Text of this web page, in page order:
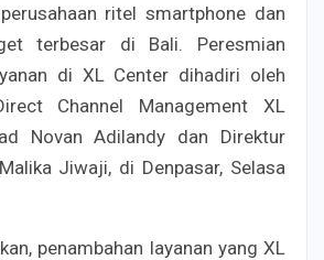
ritel smartphone dan
terbesar di Bali. Peresmian
di XL Center dihadiri oleh
Channel Management XL
Novan Adilandy dan Direktur
Jiwaji, di Denpasar, Selasa
penambahan layanan yang XL